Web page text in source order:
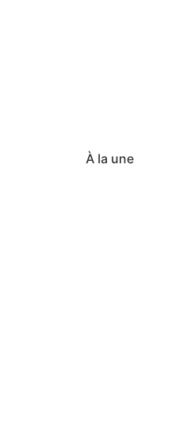
À la une